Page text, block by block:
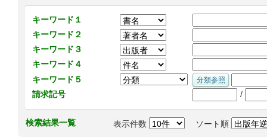
キーワード１
キーワード２
キーワード３
キーワード４
キーワード５
請求記号
/
検索結果一覧 表示件数 ソート順